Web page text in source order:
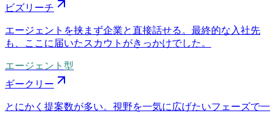
ビズリーチ
エージェントを挟まず企業と直接話せる。最終的な入社先
も、ここに届いたスカウトがきっかけでした。
エージェント型
ギークリー
とにかく提案数が多い。視野を一気に広げたいフェーズで一